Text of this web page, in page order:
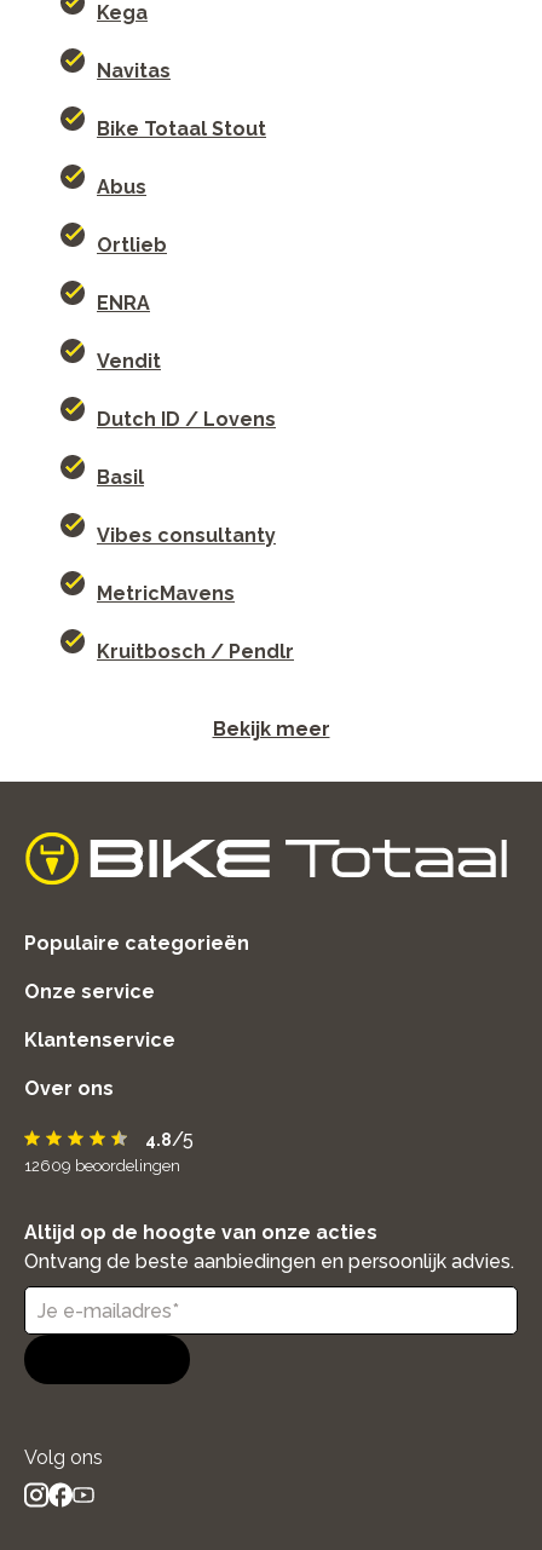
Kega
Navitas
Bike Totaal Stout
Abus
Ortlieb
ENRA
Vendit
Dutch ID / Lovens
Basil
Vibes consultanty
MetricMavens
Kruitbosch / Pendlr
Bekijk meer
home
Populaire categorieën
Onze service
Klantenservice
Over ons
4.8/5
12609 beoordelingen
Altijd op de hoogte van onze acties
Ontvang de beste aanbiedingen en persoonlijk advies.
Volg ons